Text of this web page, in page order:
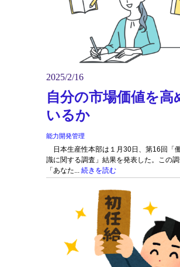
2025/2/16
自分の市場価値を高
いるか
能力開発管理
日本生産性本部は１月30日、第16回「
識に関する調査」結果を発表した。この調
「あなた... 続きを読む